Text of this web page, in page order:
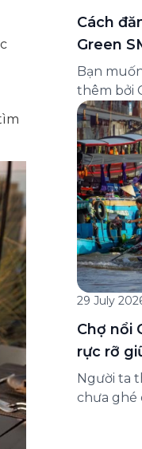
Cách
Green
SM
Bạn
thêm bởi
đăng ký
dẫn chi
gói bảo
SM,
[…]
29 July
Chợ nổi
rực rỡ
Người ta
chưa ghé